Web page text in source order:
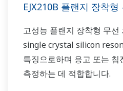
EJX210B 플랜지 장착
고성능 플랜지 장착형 무선
single crystal silicon
특징으로하며 응고 또는
측정하는 데 적합합니다.